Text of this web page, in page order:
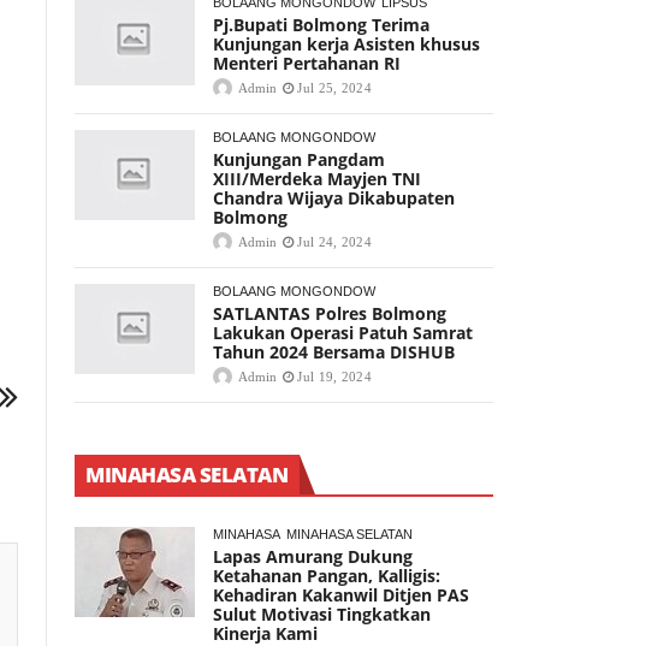
Pj.Bupati Bolmong Terima
Kunjungan kerja Asisten khusus
Menteri Pertahanan RI
Admin Jul 25, 2024
BOLAANG MONGONDOW
Kunjungan Pangdam
XIII/Merdeka Mayjen TNI
Chandra Wijaya Dikabupaten
Bolmong
Admin Jul 24, 2024
BOLAANG MONGONDOW
SATLANTAS Polres Bolmong
Lakukan Operasi Patuh Samrat
Tahun 2024 Bersama DISHUB
Admin Jul 19, 2024
MINAHASA SELATAN
MINAHASA MINAHASA SELATAN
Lapas Amurang Dukung
Ketahanan Pangan, Kalligis:
Kehadiran Kakanwil Ditjen PAS
Sulut Motivasi Tingkatkan
Kinerja Kami